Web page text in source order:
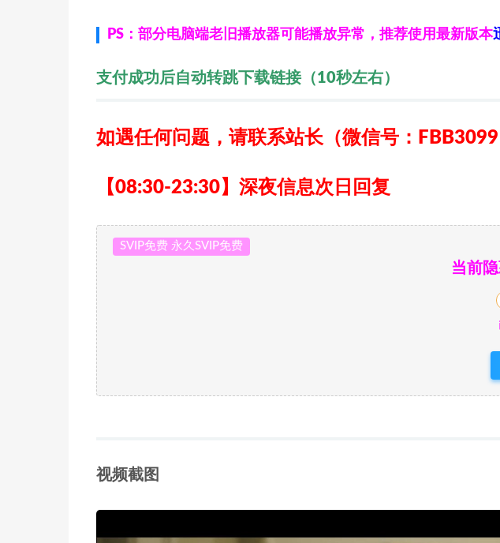
PS：部分电脑端老旧播放器可能播放异常，推荐使用最新版本
支付成功后自动转跳下载链接（10秒左右）
如遇任何问题，请联系站长（微信号：FBB3099
【08:30-23:30】深夜信息次日回复
SVIP免费 永久SVIP免费
当前
视频截图